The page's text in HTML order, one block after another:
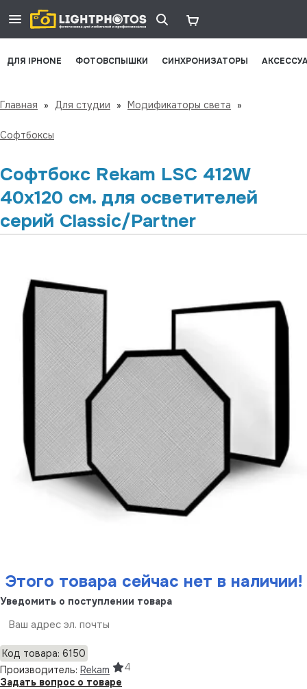
ДЛЯ IPHONE ФОТОВСПЫШКИ СИНХРОНИЗАТОРЫ
Главная » Для студии » Модификаторы света »
Софтбоксы
Софтбокс Rekam LSC 412W
40х120 см. для осветителей
серий Classic/Partner
Этого товара сейчас нет в наличии!
Уведомить о поступлении товара
Код товара: 6150
Производитель: Rekam
4
Задать вопрос о товаре